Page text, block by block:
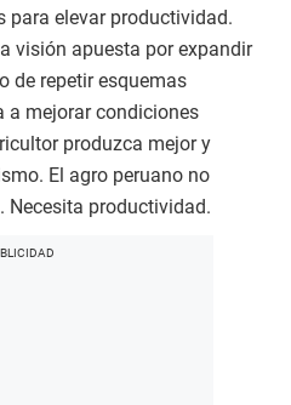
para elevar productividad.
visión apuesta por expandir
de repetir esquemas
a mejorar condiciones
produzca mejor y
El agro peruano no
Necesita productividad.